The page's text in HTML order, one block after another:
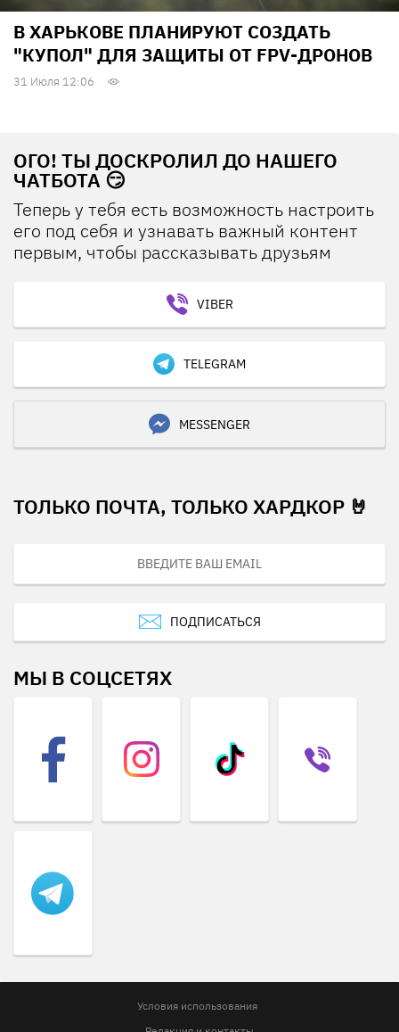
В ХАРЬКОВЕ ПЛАНИРУЮТ СОЗДАТЬ
"КУПОЛ" ДЛЯ ЗАЩИТЫ ОТ FPV-ДРОНОВ
31 Июля 12:06
ОГО! ТЫ ДОСКРОЛИЛ ДО НАШЕГО
ЧАТБОТА 😏
Теперь у тебя есть возможность настроить
его под себя и узнавать важный контент
первым, чтобы рассказывать друзьям
VIBER
TELEGRAM
MESSENGER
ТОЛЬКО ПОЧТА, ТОЛЬКО ХАРДКОР 🤘
ПОДПИСАТЬСЯ
МЫ В СОЦСЕТЯХ
Условия использования